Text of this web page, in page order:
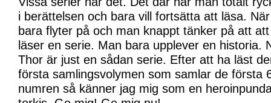
i berättelsen och bara vill fortsätta att läsa.
bara flyter på och man knappt tänker på att
läser en serie. Man bara upplever en historia.
Thor är just en sådan serie. Efter att ha läst
första samlingsvolymen som samlar de första
numren så känner jag mig som en